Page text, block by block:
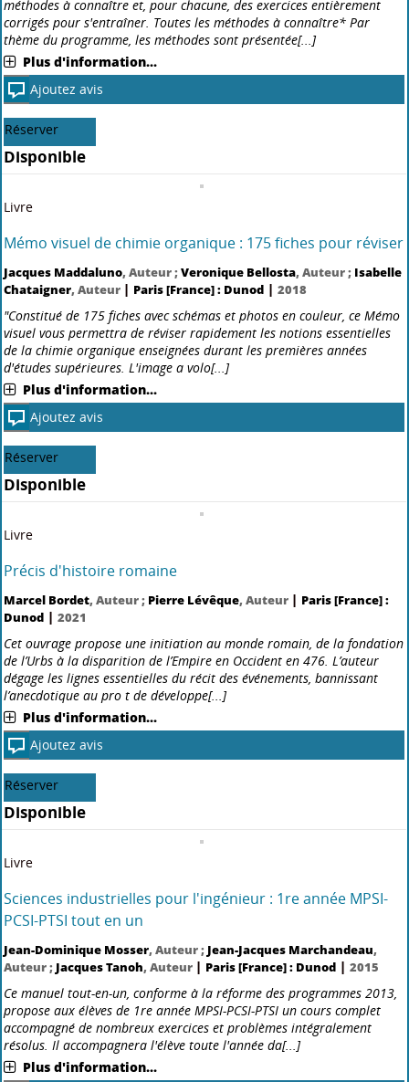
Cet ouvrage aborde, sous forme de fiches synthétiques richement
illustrées, plus de 80 thèmes fondamentaux en géologie, parmi
lesquels : le climat, les failles, les fossiles, les roches, la tectonique des
plaques, les Alpes, les volcans... Des[...]
Plus d'information...
Nouveauté
Ajoutez avis
Livre
Le livre des techniques du son : notions fondamentales
Jean-Michel Denizart Alain Bouteveille-Sanders
Ursula Bouteveille-Sanders, Auteur |Paris [France] : Dunod |2021
Le Livre des techniques du son — Notions fondamentales est un
ouvrage interdisciplinaire qui réalise une synthèse de toutes les
connaissances élémentaires dans le domaine du son. Les
fondamentaux de physique, d’électroacoustique, d’acoustique, d[...]
Plus d'information...
Ajoutez avis
Disponible
Livre
Mathématiques : méthodes et exercices MPMP
Monier Jean- Marie, Auteur ;Guillaume Haberer , Auteur ;Cécile
Lardon
, Auteur
Les « Méthodes et Exercices » J'intègre proposent une synthèse des
méthodes à connaître et, pour chacune, des exercices entièrement
corrigés pour s'entraîner. Toutes les méthodes à connaître* Par
thème du programme, les méthodes sont présentée[...]
Plus d'information...
Ajoutez avis
Réserver
Disponible
Livre
Mémo visuel de chimie organique : 175 fiches pour réviser
Jacques Maddaluno , Auteur ;
Chataigner, Auteur|Paris [France] : Dunod|2018
"Constitué de 175 fiches avec schémas et photos en couleur, ce Mémo
visuel vous permettra de réviser rapidement les notions essentielles
de la chimie organique enseignées durant les premières années
d'études supérieures. L'image a volo[...]
Plus d'information...
Ajoutez avis